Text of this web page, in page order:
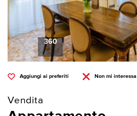
360
Aggiungi ai preferiti Non mi interessa
Vendita